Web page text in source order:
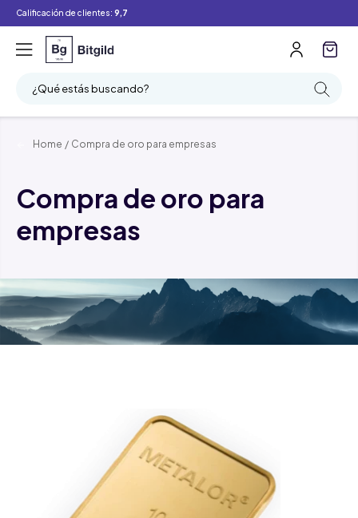
Calificación de clientes: 9,7
¿Qué estás buscando?
Home / Compra de oro para empresas
Compra de oro para
empresas